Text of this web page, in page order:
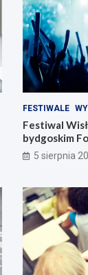
FESTIWALE
Festiwal
bydgoskim
5 sierpnia